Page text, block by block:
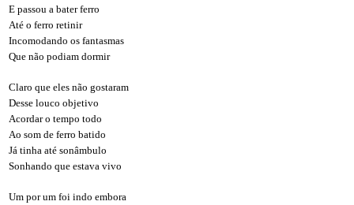
E passou a bater ferro
Até o ferro retinir
Incomodando os fantasmas
Que não podiam dormir
Claro que eles não gostaram
Desse louco objetivo
Acordar o tempo todo
Ao som de ferro batido
Já tinha até sonâmbulo
Sonhando que estava vivo
Um por um foi indo embora